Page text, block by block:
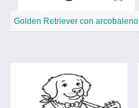
Golden Retriever con arcobaleno